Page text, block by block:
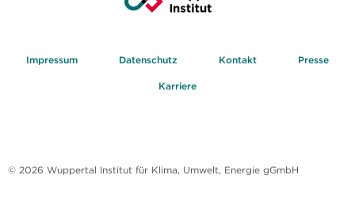
Impressum Datenschutz Kontakt Presse
Karriere
© 2026 Wuppertal Institut für Klima, Umwelt, Energie gGmbH